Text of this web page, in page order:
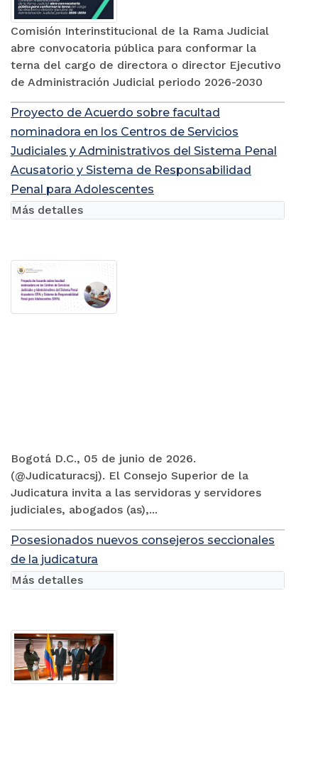
Comisión Interinstitucional de la Rama Judicial
abre convocatoria pública para conformar la
terna del cargo de directora o director Ejecutivo
de Administración Judicial periodo 2026-2030
Proyecto de Acuerdo sobre facultad
nominadora en los Centros de Servicios
Judiciales y Administrativos del Sistema Penal
Acusatorio y Sistema de Responsabilidad
Penal para Adolescentes
Bogotá D.C., 05 de junio de 2026.
(@Judicaturacsj). El Consejo Superior de la
Judicatura invita a las servidoras y servidores
judiciales, abogados (as),...
Más detalles
Posesionados nuevos consejeros seccionales
de la judicatura
Más detalles